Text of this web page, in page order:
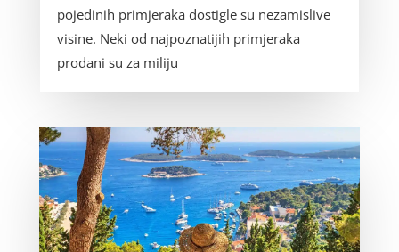
pojedinih primjeraka dostigle su nezamislive
visine. Neki od najpoznatijih primjeraka
prodani su za miliju